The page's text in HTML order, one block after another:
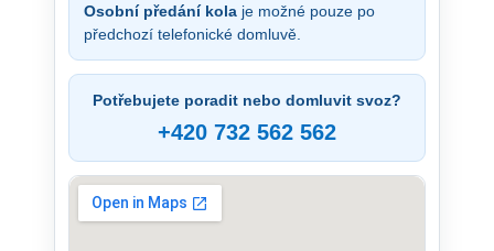
Osobní předání kola je možné pouze po
předchozí telefonické domluvě.
Potřebujete poradit nebo domluvit svoz?
+420 732 562 562